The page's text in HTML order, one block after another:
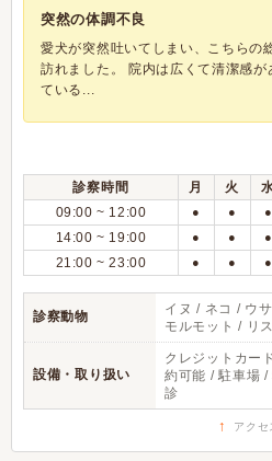
突然の体調不良
愛犬が突然吐いてしまい、こちらの
訪れました。 院内は広くて清潔感が
ている...
診察時間 月 火
09:00 ~ 12:00
● ● ●
14:00 ~ 19:00 ● ● ●
21:00 ~ 23:00 ● ● ●
診察動物
イヌ / ネコ / ウ
モルモット / リ
設備・取り扱い
クレジットカー
約可能 / 駐車場
診
↑ アク